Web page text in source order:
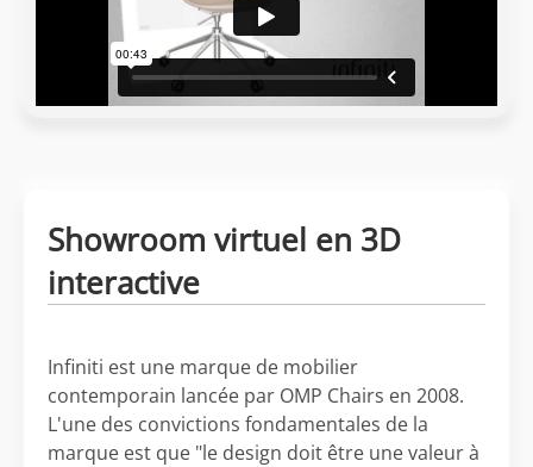
Showroom virtuel en 3D
interactive
Infiniti est une marque de mobilier
contemporain lancée par OMP Chairs en 2008.
L'une des convictions fondamentales de la
marque est que "le design doit être une valeur à